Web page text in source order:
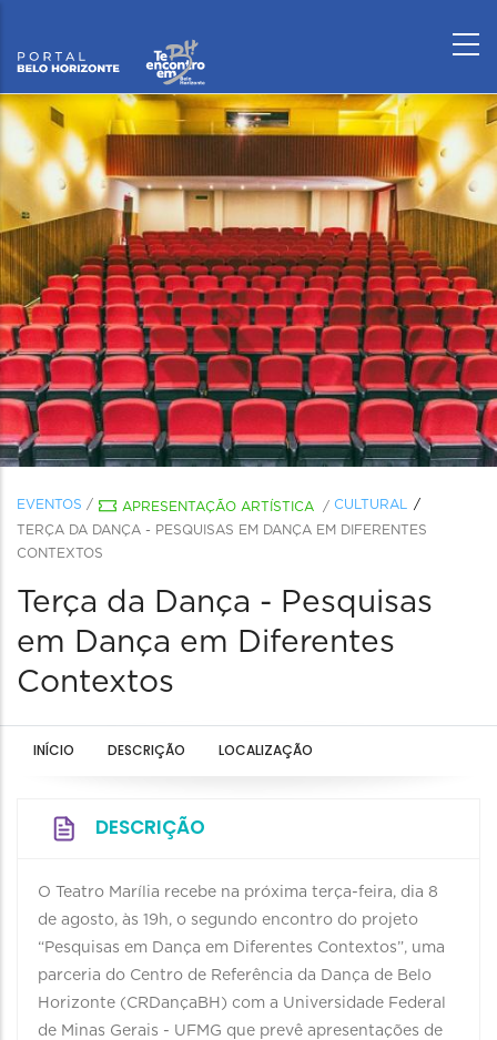
EVENTOS / APRESENTAÇÃO ARTÍSTICA / CULTURAL
TERÇA DA DANÇA - PESQUISAS EM DANÇA EM DIFERENTES
CONTEXTOS
Terça da Dança - Pesquisas
em Dança em Diferentes
Contextos
INÍCIO DESCRIÇÃO LOCALIZAÇÃO
DESCRIÇÃO
O Teatro Marília recebe na próxima terça-feira, dia 8
de agosto, às 19h, o segundo encontro do projeto
“Pesquisas em Dança em Diferentes Contextos”, uma
parceria do Centro de Referência da Dança de Belo
Horizonte (CRDançaBH) com a Universidade Federal
de Minas Gerais - UFMG que prevê apresentações de